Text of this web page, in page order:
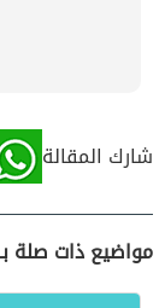
شارك المقالة
مواضيع ذات صلة